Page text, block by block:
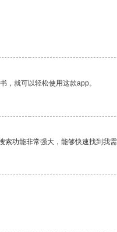
，就可以轻松使用这款app。
功能非常强大，能够快速找到我需